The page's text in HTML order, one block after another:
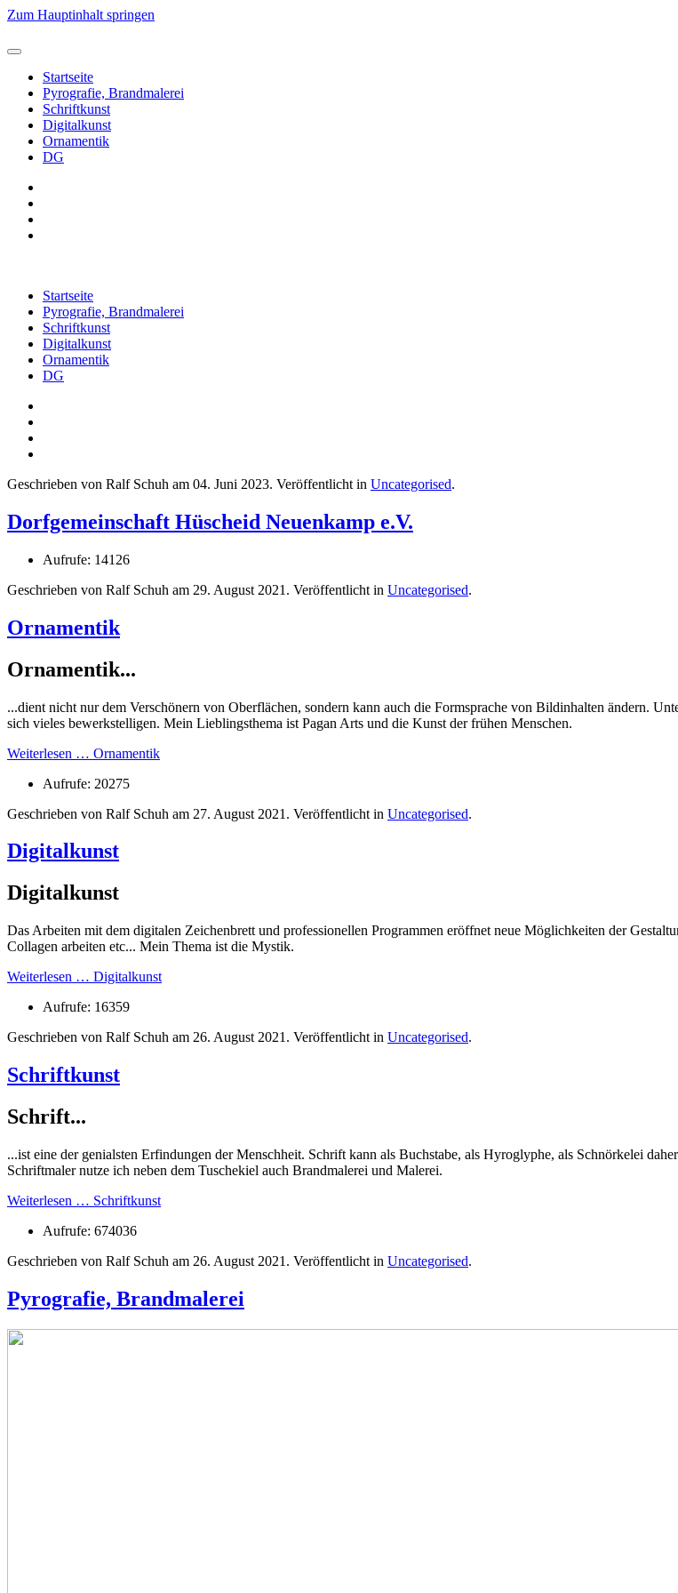
Zum Hauptinhalt springen
Startseite
Pyrografie, Brandmalerei
Schriftkunst
Digitalkunst
Ornamentik
DG
Startseite
Pyrografie, Brandmalerei
Schriftkunst
Digitalkunst
Ornamentik
DG
Geschrieben von Ralf Schuh am 04. Juni 2023. Veröffentlicht in Uncategorised.
Dorfgemeinschaft Hüscheid Neuenkamp e.V.
Aufrufe: 14126
Geschrieben von Ralf Schuh am 29. August 2021 . Veröffentlicht in Uncategorised.
Ornamentik
Ornamentik...
...dient nicht nur dem Verschönern von Oberflächen, sondern kann auch die Formsprache von Bildinhalten ändern.
sich vieles bewerkstelligen. Mein Lieblingsthema ist Pagan Arts und die Kunst der frühen Menschen.
Weiterlesen … Ornamentik
Aufrufe: 20275
Geschrieben von Ralf Schuh am 27. August 2021 . Veröffentlicht in Uncategorised.
Digitalkunst
Digitalkunst
Das Arbeiten mit dem digitalen Zeichenbrett und professionellen Programmen eröffnet neue Möglichkeiten der
Collagen arbeiten etc... Mein Thema ist die Mystik.
Weiterlesen … Digitalkunst
Aufrufe: 16359
Geschrieben von Ralf Schuh am 26. August 2021 . Veröffentlicht in Uncategorised.
Schriftkunst
Schrift...
...ist eine der genialsten Erfindungen der Menschheit. Schrift kann als Buchstabe, als Hyroglyphe, als Schnörkelei
Schriftmaler nutze ich neben dem Tuschekiel auch Brandmalerei und Malerei.
Weiterlesen … Schriftkunst
Aufrufe: 674036
Geschrieben von Ralf Schuh am 26. August 2021 . Veröffentlicht in Uncategorised.
Pyrografie, Brandmalerei